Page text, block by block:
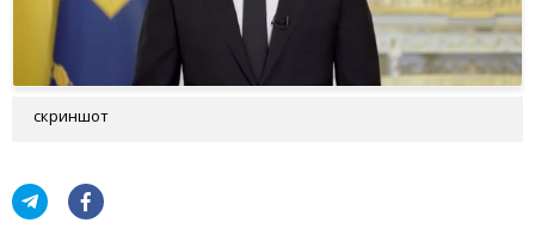
скриншот